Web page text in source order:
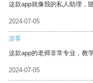
这款app就像我的私人助理，
2024-07-05
游客
这款app的老师非常专业，教
2024-07-05